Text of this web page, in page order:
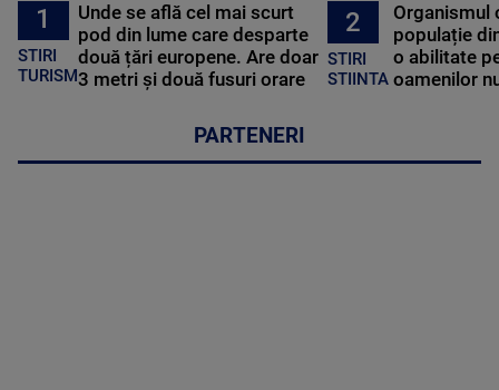
1
STIRI
TURISM
Unde se află cel mai scurt
pod din lume care desparte
două țări europene. Are doar
3 metri și două fusuri orare
2
STIRI
STIINTA
Organismul
populație
o abilitate
oamenilor
PARTENERI